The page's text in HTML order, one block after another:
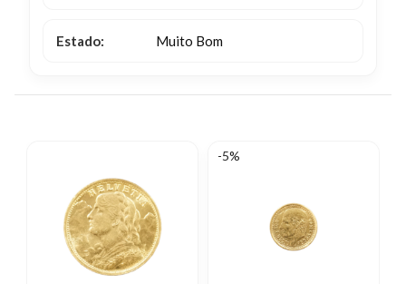
Estado: Muito Bom
-5%